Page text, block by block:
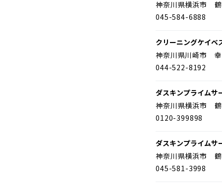
神奈川県横浜市 鶴
045-584-6888
クリーニングケイベ
神奈川県川崎市 幸
044-522-8192
ダスキンプライムサ
神奈川県横浜市 鶴
0120-399898
ダスキンプライムサ
神奈川県横浜市 鶴
045-581-3998